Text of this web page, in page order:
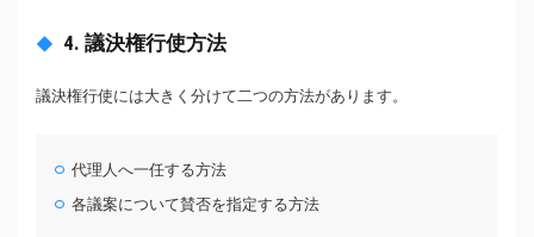
4. 議決権行使方法
議決権行使には大きく分けて二つの方法があります。
代理人へ一任する方法
各議案について賛否を指定する方法